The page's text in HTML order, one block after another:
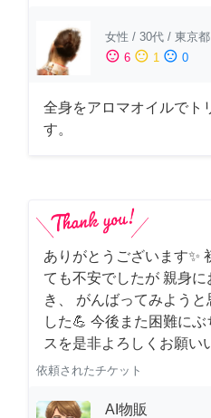
女性 / 30代 / 東京都
sentiment_satisfied 6 sentiment_neutral 1 sentiment_dissatisfied 0
全身をアロマオイルでト
す。
ありがとうございます✨
ても不安でしたが 親身
き、 がんばってみよう
した💪 今後また困難に
スを是非よろしくお願い
依頼されたチケット
AI物販